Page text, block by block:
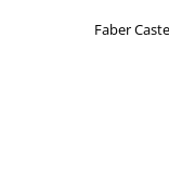
Electronice si
Faber Castell